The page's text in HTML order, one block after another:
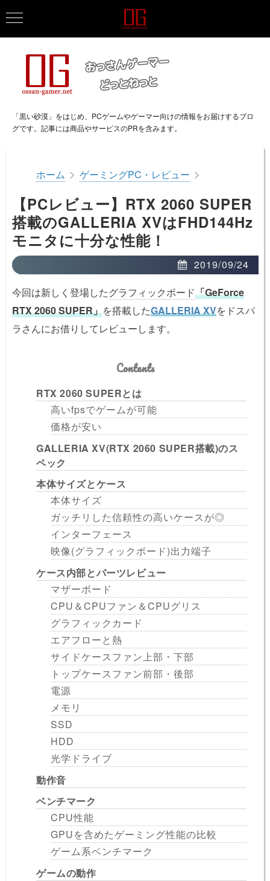
「黒い砂漠」をはじめ、PCゲームやゲーマー向けの情報をお届けするブロ
グです。記事には商品やサービスのPRを含みます。
ホーム > ゲーミングPC・レビュー >
【PCレビュー】RTX 2060 SUPER
搭載のGALLERIA XVはFHD144Hz
モニタに十分な性能！
2019/09/24
今回は新しく登場したグラフィックボード「GeForce
RTX 2060 SUPER」を搭載したGALLERIA XVをドスパ
ラさんにお借りしてレビューします。
Contents
RTX 2060 SUPERとは
高いfpsでゲームが可能
価格が安い
GALLERIA XV(RTX 2060 SUPER搭載)のス
ペック
本体サイズとケース
本体サイズ
ガッチリした信頼性の高いケースが◎
インターフェース
映像(グラフィックボード)出力端子
ケース内部とパーツレビュー
マザーボード
CPU＆CPUファン＆CPUグリス
グラフィックカード
エアフローと熱
サイドケースファン上部・下部
トップケースファン前部・後部
電源
メモリ
SSD
HDD
光学ドライブ
動作音
ベンチマーク
CPU性能
GPUを含めたゲーミング性能の比較
ゲーム系ベンチマーク
ゲームの動作